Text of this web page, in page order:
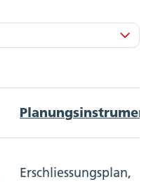
Erschliessungsplan,